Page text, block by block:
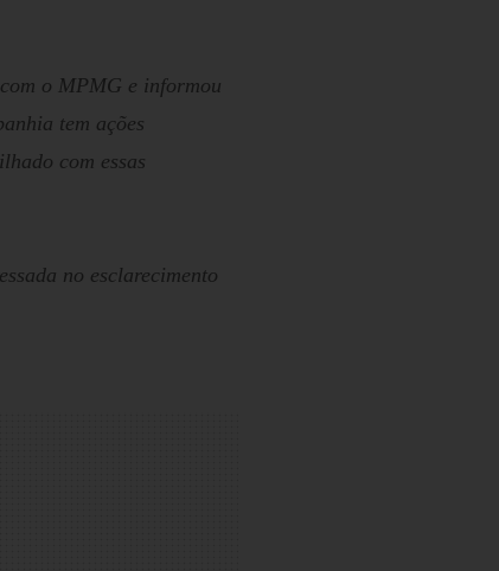
o MPMG e informou
tem ações
com essas
no esclarecimento